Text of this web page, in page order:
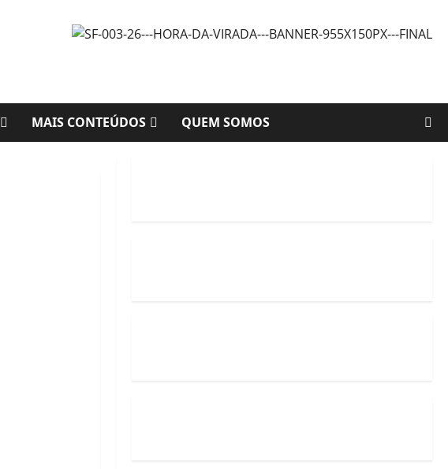
MAIS CONTEÚDOS QUEM SOMOS